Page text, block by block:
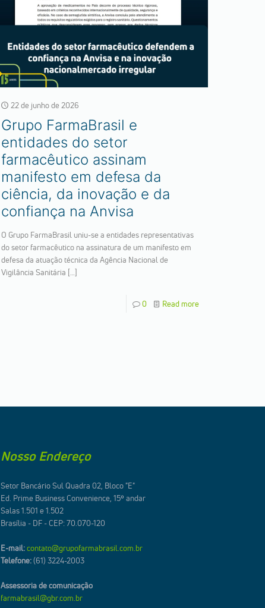
22 de junho de 2026
Grupo FarmaBrasil e
entidades do setor
farmacêutico assinam
manifesto em defesa da
ciência, da inovação e da
confiança na Anvisa
O Grupo FarmaBrasil uniu-se a entidades representativas
do setor farmacêutico na assinatura de um manifesto em
defesa da atuação técnica da Agência Nacional de
Vigilância Sanitária […]
0 Read more
Nosso Endereço
Setor Bancário Sul Quadra 02, Bloco "E"
Ed. Prime Business Convenience, 15º andar
Salas 1.501 e 1.502
Brasília - DF - CEP: 70.070-120
E-mail:contato@grupofarmabrasil.com.br
Telefone:(61) 3224-2003
Assessoria de comunicação
farmabrasil@gbr.com.br